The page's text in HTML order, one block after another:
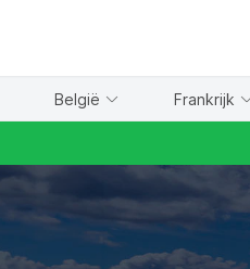
België Frankrijk